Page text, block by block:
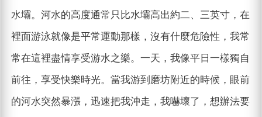
水壩。河水的高度通常只比水壩高出約二、三英寸，在
裡面游泳就像是平常運動那樣，沒有什麼危險性，我常
常在這裡盡情享受游水之樂。一天，我像平日一樣獨自
前往，享受快樂時光。當我游到磨坊附近的時候，眼前
的河水突然暴漲，迅速把我沖走，我嚇壞了，想辦法要